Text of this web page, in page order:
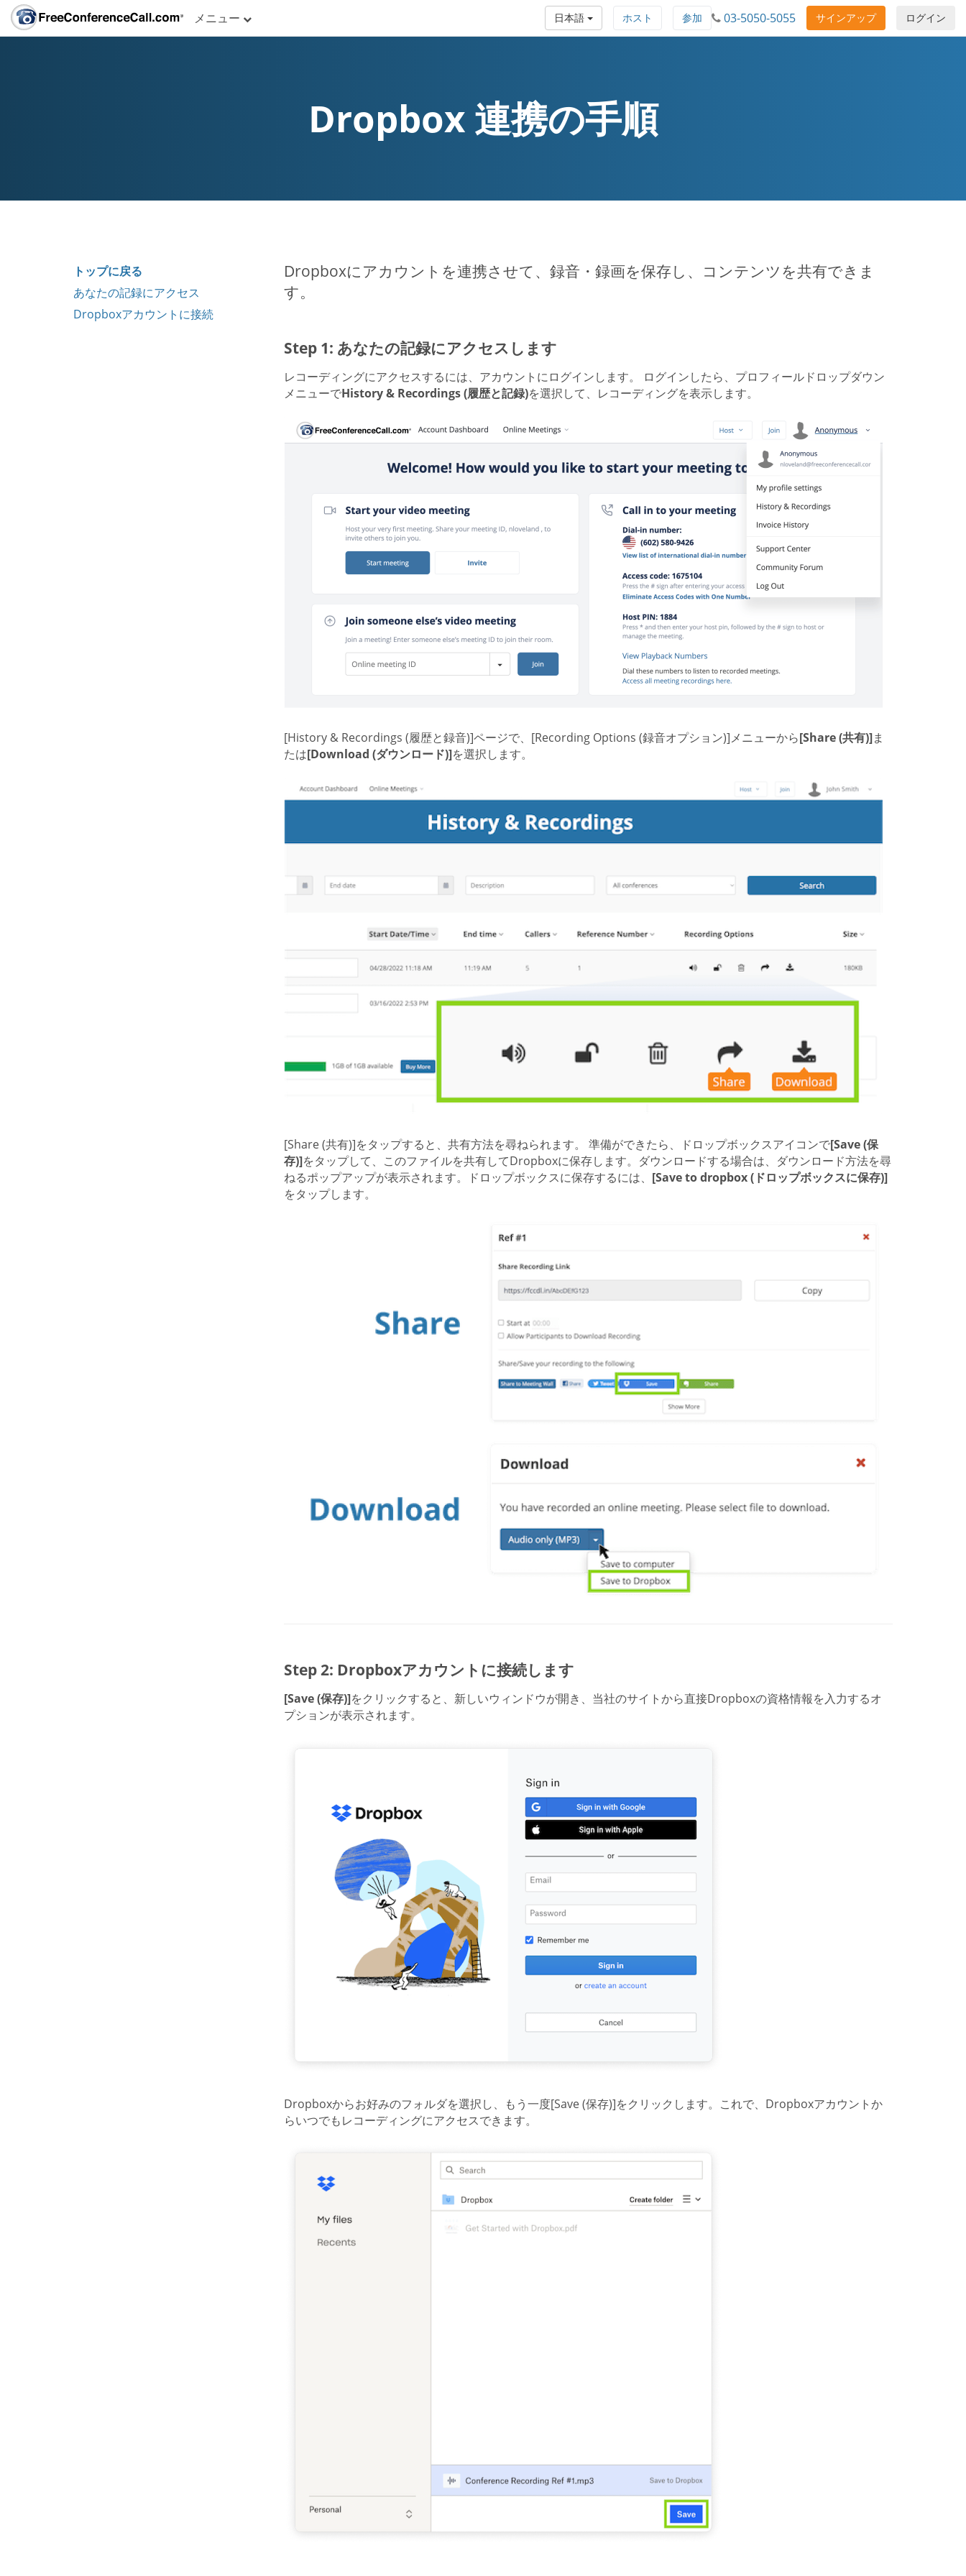
メニュー ログイン
サインアップ
03-5050-5055
参加
ホスト
日本語
Dropbox 連携の手順
トップに戻る
あなたの記録にアクセス
Dropboxアカウントに接続
Dropboxにアカウントを連携させて、録音・録画を保存し、コンテンツを共有できま
す。
Step 1: あなたの記録にアクセスします
レコーディングにアクセスするには、アカウントにログインします。 ログインしたら、プロフィールドロップダウン
メニューでHistory & Recordings (履歴と記録)を選択して、レコーディングを表示します。
[History & Recordings (履歴と録音)]ページで、[Recording Options (録音オプション)]メニューから[Share (共有)]ま
たは[Download (ダウンロード)]を選択します。
[Share (共有)]をタップすると、共有方法を尋ねられます。 準備ができたら、ドロップボックスアイコンで[Save (保
存)]をタップして、このファイルを共有してDropboxに保存します。ダウンロードする場合は、ダウンロード方法を尋
ねるポップアップが表示されます。ドロップボックスに保存するには、 [Save to dropbox (ドロップボックスに保存)]
をタップします。
Step 2: Dropboxアカウントに接続します
[Save (保存)]をクリックすると、新しいウィンドウが開き、当社のサイトから直接Dropboxの資格情報を入力するオ
プションが表示されます。
Dropboxからお好みのフォルダを選択し、もう一度[Save (保存)]をクリックします。これで、Dropboxアカウントか
らいつでもレコーディングにアクセスできます。